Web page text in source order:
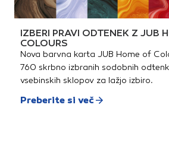
IZBERI PRAVI ODTENEK Z JUB
COLOURS
Nova barvna karta JUB Home of
760 skrbno izbranih sodobnih
vsebinskih sklopov za lažjo izbiro.
Preberite si več